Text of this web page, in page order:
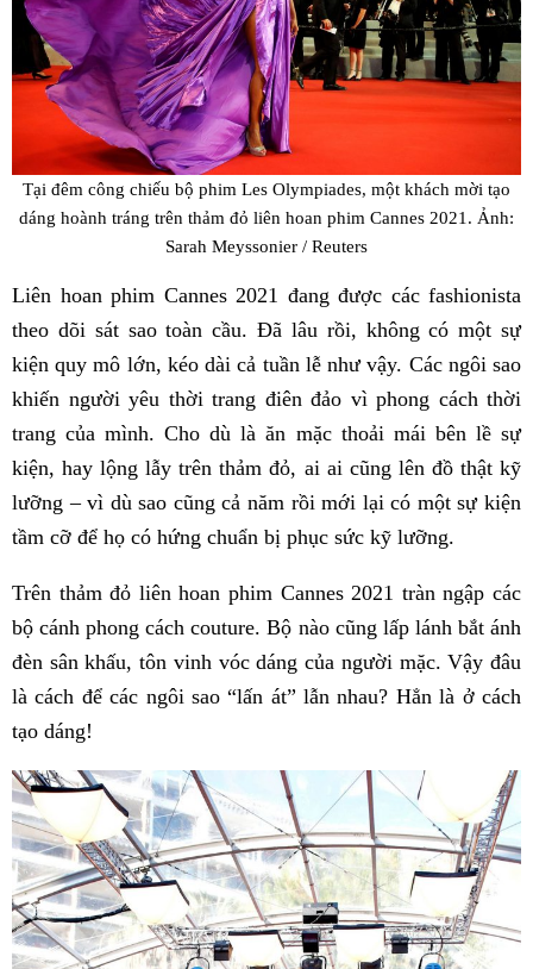
Tại đêm công chiếu bộ phim Les Olympiades, một khách mời tạo
dáng hoành tráng trên thảm đỏ liên hoan phim Cannes 2021. Ảnh:
Sarah Meyssonier / Reuters
Liên hoan phim Cannes 2021 đang được các fashionista
theo dõi sát sao toàn cầu. Đã lâu rồi, không có một sự
kiện quy mô lớn, kéo dài cả tuần lễ như vậy. Các ngôi sao
khiến người yêu thời trang điên đảo vì phong cách thời
trang của mình. Cho dù là ăn mặc thoải mái bên lề sự
kiện, hay lộng lẫy trên thảm đỏ, ai ai cũng lên đồ thật kỹ
lưỡng – vì dù sao cũng cả năm rồi mới lại có một sự kiện
tầm cỡ để họ có hứng chuẩn bị phục sức kỹ lưỡng.
Trên thảm đỏ liên hoan phim Cannes 2021 tràn ngập các
bộ cánh phong cách couture. Bộ nào cũng lấp lánh bắt ánh
đèn sân khấu, tôn vinh vóc dáng của người mặc. Vậy đâu
là cách để các ngôi sao “lấn át” lẫn nhau? Hẳn là ở cách
tạo dáng!